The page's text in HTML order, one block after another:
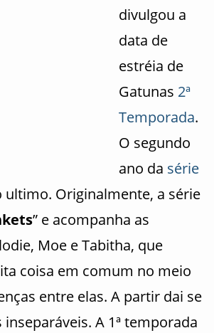
divulgou a
data de
estréia de
Gatunas 2ª
Temporada.
O segundo
ano da série
ultimo. Originalmente, a série
” e acompanha as
Moe e Tabitha, que
coisa em comum no meio
entre elas. A partir dai se
A 1ª temporada